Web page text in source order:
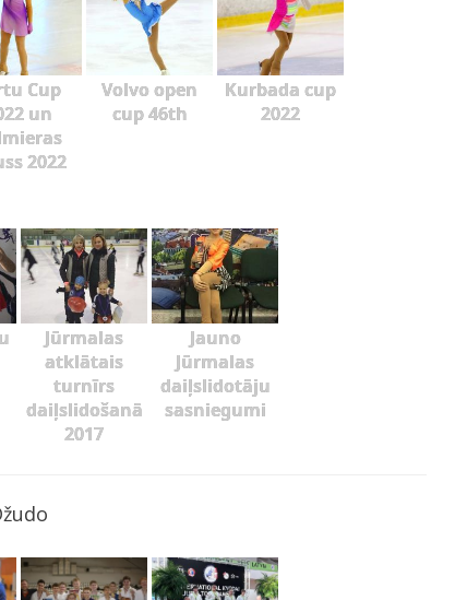
Cup
un
2022
Volvo open
cup 46th
Kurbada cup
2022
Jūrmalas
atklātais
turnīrs
daiļslidošanā
2017
Jauno
Jūrmalas
daiļslidotāju
sasniegumi